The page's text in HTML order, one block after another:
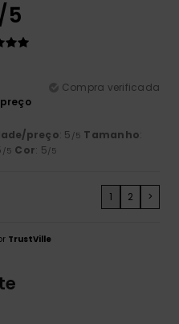
/5
Compra verificada
preço: 5 /5 Tamanho:
/5 Cor: 5/5
1 2 >
TrustVille